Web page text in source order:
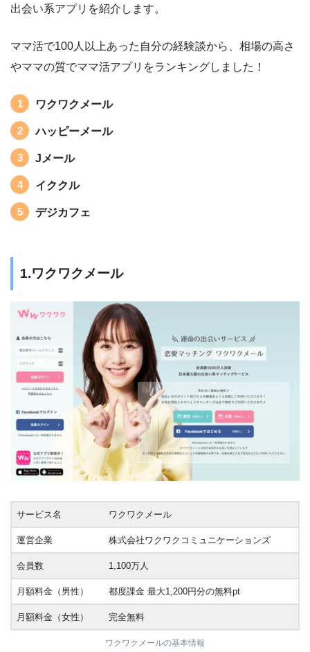
出会い系アプリを紹介します。
ママ活で100人以上あった自分の経験談から、相場の高さ
やママの質でママ活アプリをランキングしました！
ワクワクメール
ハッピーメール
Jメール
イククル
デジカフェ
1.ワクワクメール
サービス名 ワクワクメール
運営企業 株式会社ワクワクコミュニケーションズ
会員数 1,100万人
月額料金（男性） 都度課金 最大1,200円分の無料pt
月額料金（女性） 完全無料
ワクワクメールの基本情報